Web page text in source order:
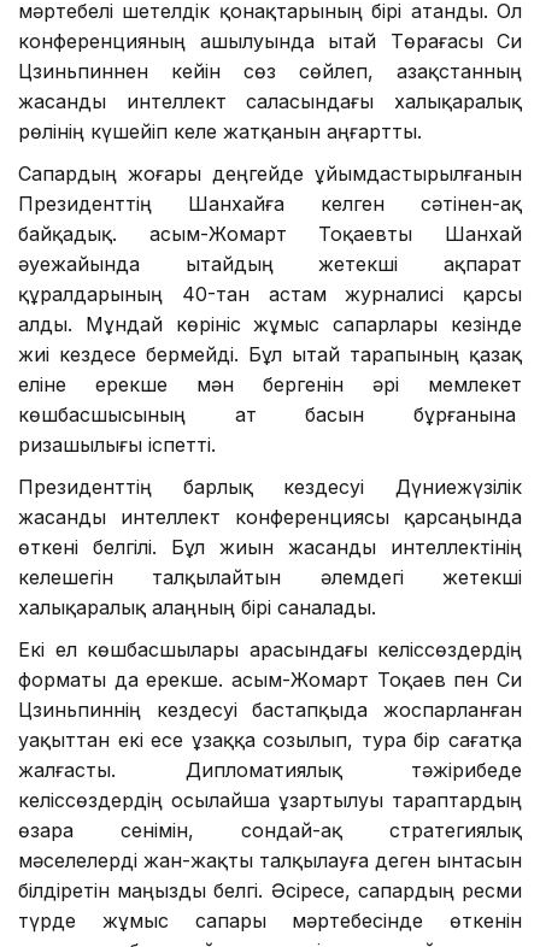
мәртебелі шетелдік қонақтарының бірі атанды. Ол
конференцияның ашылуында Қытай Төрағасы Си
Цзиньпиннен кейін сөз сөйлеп, Қазақстанның
жасанды интеллект саласындағы халықаралық
рөлінің күшейіп келе жатқанын аңғартты.
Сапардың жоғары деңгейде ұйымдастырылғанын
Президенттің Шанхайға келген сәтінен-ақ
байқадық. Қасым-Жомарт Тоқаевты Шанхай
әуежайында Қытайдың жетекші ақпарат
құралдарының 40-тан астам журналисі қарсы
алды. Мұндай көрініс жұмыс сапарлары кезінде
жиі кездесе бермейді. Бұл Қытай тарапының қазақ
еліне ерекше мән бергенін әрі мемлекет
көшбасшысының ат басын бұрғанына
ризашылығы іспетті.
Президенттің барлық кездесуі Дүниежүзілік
жасанды интеллект конференциясы қарсаңында
өткені белгілі. Бұл жиын жасанды интеллектінің
келешегін талқылайтын әлемдегі жетекші
халықаралық алаңның бірі саналады.
Екі ел көшбасшылары арасындағы келіссөздердің
форматы да ерекше. Қасым-Жомарт Тоқаев пен Си
Цзиньпиннің кездесуі бастапқыда жоспарланған
уақыттан екі есе ұзаққа созылып, тура бір сағатқа
жалғасты. Дипломатиялық тәжірибеде
келіссөздердің осылайша ұзартылуы тараптардың
өзара сенімін, сондай-ақ стратегиялық
мәселелерді жан-жақты талқылауға деген ынтасын
білдіретін маңызды белгі. Әсіресе, сапардың ресми
түрде жұмыс сапары мәртебесінде өткенін